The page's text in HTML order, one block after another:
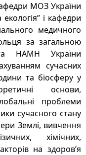
МОЗ України
екологія” і кафедри
медичного
за загальною
НАМН України
сучасних
та біосферу у
основи,
проблеми
сучасного стану
Землі, вивчення
хімічних,
на здоров’я